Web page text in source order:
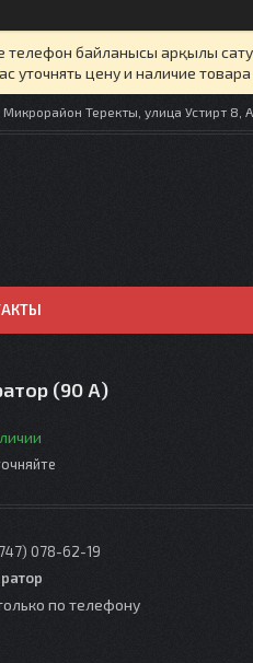
телефон байланысы арқылы
уточнять цену и наличие
Микрорайон Теректы, улица Устирт 8,
(90 А)
078-62-19
по телефону